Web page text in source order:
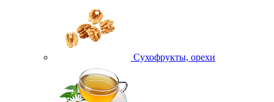
Сухофрукты, орехи